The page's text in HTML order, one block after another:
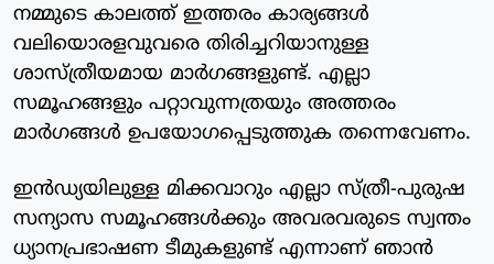
നമ്മുടെ കാലത്ത് ഇത്തരം കാര്യങ്ങൾ
വലിയൊരളവുവരെ തിരിച്ചറിയാനുള്ള
ശാസ്ത്രീയമായ മാർഗങ്ങളുണ്ട്. എല്ലാ
സമൂഹങ്ങളും പറ്റാവുന്നത്രയും അത്തരം
മാർഗങ്ങൾ ഉപയോഗപ്പെടുത്തുക തന്നെവേണം.
ഇൻഡ്യയിലുള്ള മിക്കവാറും എല്ലാ സ്ത്രീ-പുരുഷ
സന്യാസ സമൂഹങ്ങൾക്കും അവരവരുടെ സ്വന്തം
ധ്യാനപ്രഭാഷണ ടീമുകളുണ്ട് എന്നാണ് ഞാൻ